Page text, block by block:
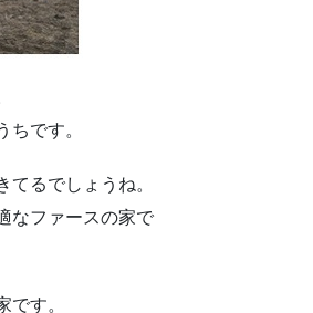
ちです。
てるでしょうね。
なファースの家で
です。